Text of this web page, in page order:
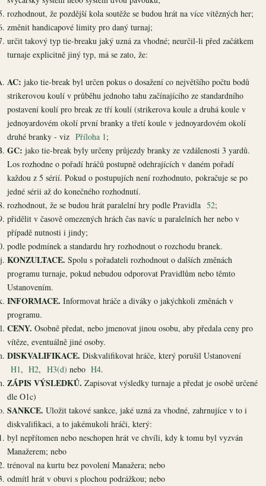
rozhodnout, že pozdější kola soutěže se budou hrát na více vítězných her;
změnit handicapové limity pro daný turnaj;
určit takový typ tie-breaku jaký uzná za vhodné; neurčil-li před začátkem
turnaje explicitně jiný typ, má se zato, že:
AC: jako tie-break byl určen pokus o dosažení co největšího počtu bodů
strikerovou koulí v průběhu jednoho tahu začínajícího ze standardního
postavení koulí pro break ze tří koulí (strikerova koule a druhá koule v
jednoyardovém okolí první branky a třetí koule v jednoyardovém okolí
druhé branky - viz Příloha 1;
GC: jako tie-break byly určeny průjezdy branky ze vzdálenosti 3 yardů.
Los rozhodne o pořadí hráčů postupně odehrajících v daném pořadí
každou z 5 sérií. Pokud o postupujích není rozhodnuto, pokračuje se po
jedné sérii až do konečného rozhodnutí.
rozhodnout, že se budou hrát paralelní hry podle Pravidla 52;
přidělit v časově omezených hrách čas navíc u paralelních her nebo v
případě nutnosti i jindy;
podle podmínek a standardu hry rozhodnout o rozchodu branek.
KONZULTACE. Spolu s pořadateli rozhodnout o dalších změnách
programu turnaje, pokud nebudou odporovat Pravidlům nebo těmto
Ustanovením.
INFORMACE. Informovat hráče a diváky o jakýchkoli změnách v
programu.
CENY. Osobně předat, nebo jmenovat jinou osobu, aby předala ceny pro
vítěze, eventuálně jiné osoby.
DISKVALIFIKACE. Diskvalifikovat hráče, který porušil Ustanovení
H1, H2, H3(d) nebo H4.
ZÁPIS VÝSLEDKŮ. Zapisovat výsledky turnaje a předat je osobě určené
dle O1c)
SANKCE. Uložit takové sankce, jaké uzná za vhodné, zahrnujíce v to i
diskvalifikaci, a to jakémukoli hráči, který:
byl nepřítomen nebo neschopen hrát ve chvíli, kdy k tomu byl vyzván
Manažerem; nebo
trénoval na kurtu bez povolení Manažera; nebo
odmítl hrát v obuvi s plochou podrážkou; nebo